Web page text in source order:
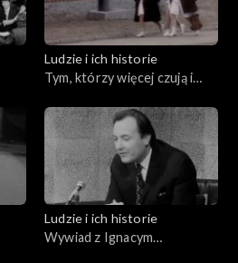
Ludzie i ich historie
Tym, którzy więcej czują i
Ludzie i ich historie
Wywiad z Ignacym